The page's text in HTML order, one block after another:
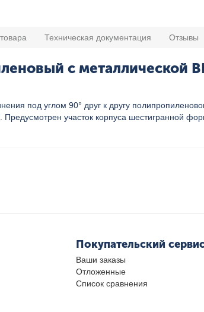
Техническая документация Отзывы
с металлической
под углом 90° друг к другу
участок корпуса шестигранной
Покупательский
Ваши заказы
Отложенные
Список сравнения